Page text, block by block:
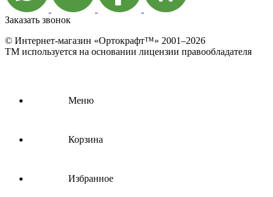
Заказать звонок
© Интернет-магазин «Ортокрафт™» 2001–2026
ТМ используется на основании лицензии правообладателя
Меню
Корзина
Избранное